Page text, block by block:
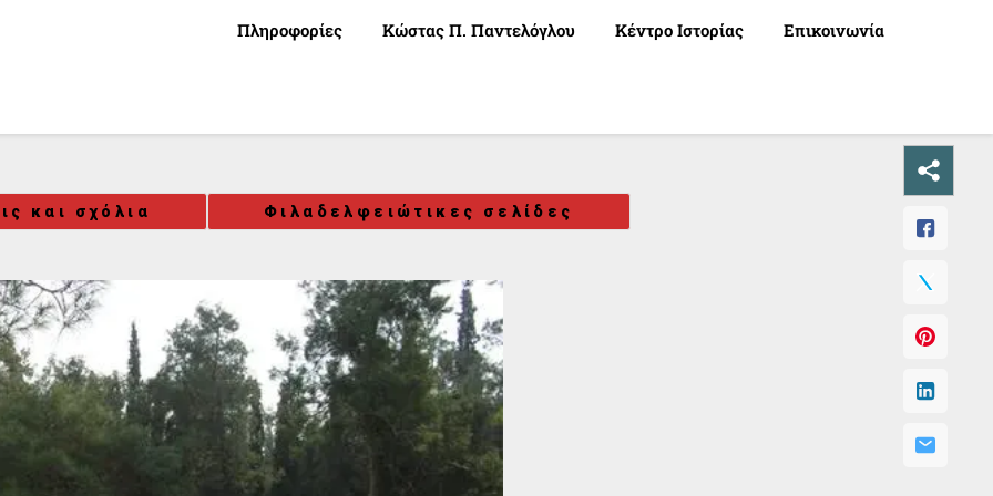
Πληροφορίες Κώστας Π. Παντελόγλου Κέντρο Ιστορίας Επικοινωνία
και σχόλια Φιλαδελφειώτικες σελίδες